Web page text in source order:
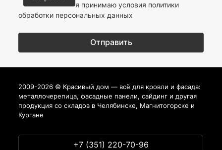
я принимаю условия политики
обработки персональных данных
2009-2026 © Красивый дом — всё для кровли и фасада:
металлочерепица, фасадные панели, сайдинг и другая
продукция со складов в Челябинске, Магнитогорске и
Кургане
+7 (351) 220-70-96